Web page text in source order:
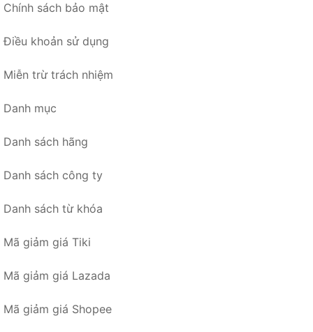
Chính sách bảo mật
Điều khoản sử dụng
Miễn trừ trách nhiệm
Danh mục
Danh sách hãng
Danh sách công ty
Danh sách từ khóa
Mã giảm giá Tiki
Mã giảm giá Lazada
Mã giảm giá Shopee